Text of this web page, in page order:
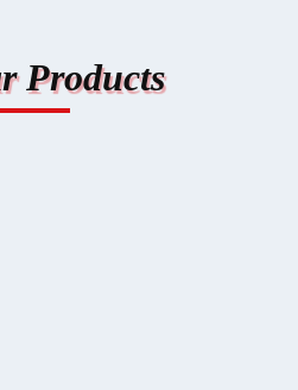
Similar Products